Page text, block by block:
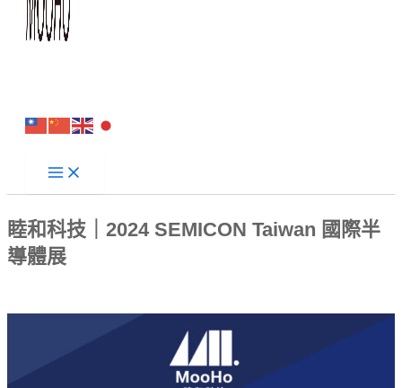
睦和科技｜2024 SEMICON Taiwan 國際半
導體展